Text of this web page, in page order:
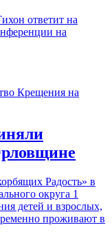
ответит на
на
Радость» в
округа 1
детей и взрослых,
проживают в